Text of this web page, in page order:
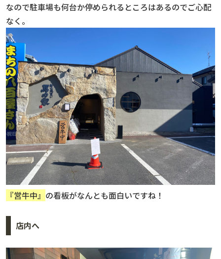
なので駐車場も何台か停められるところはあるのでご心配
なく。
『営牛中』 の看板がなんとも面白いですね！
店内へ